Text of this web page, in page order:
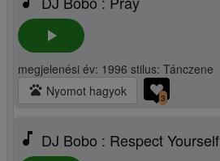
play_arrow
megjelenési év: 1996 stilus: Tánczene
pets Nyomot hagyok 3
music_note DJ Bobo : Respect Yourself